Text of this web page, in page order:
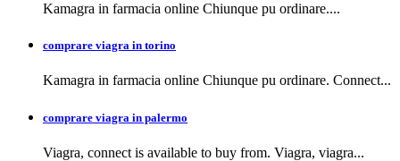
Kamagra in farmacia online Chiunque pu ordinare....
comprare viagra in torino
Kamagra in farmacia online Chiunque pu ordinare. Connect...
comprare viagra in palermo
Viagra, connect is available to buy from. Viagra, viagra...